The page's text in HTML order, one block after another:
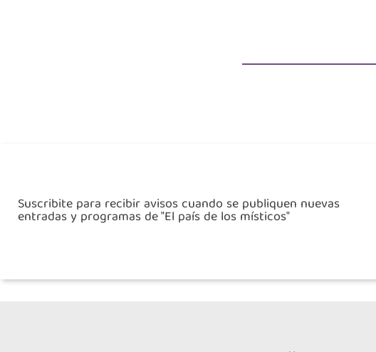
Suscribite para recibir avisos cuando se publiquen nuevas
entradas y programas de "El país de los místicos"